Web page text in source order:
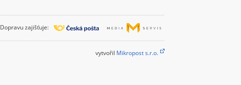
Dopravu zajišťuje:
vytvořil Mikropost s.r.o.